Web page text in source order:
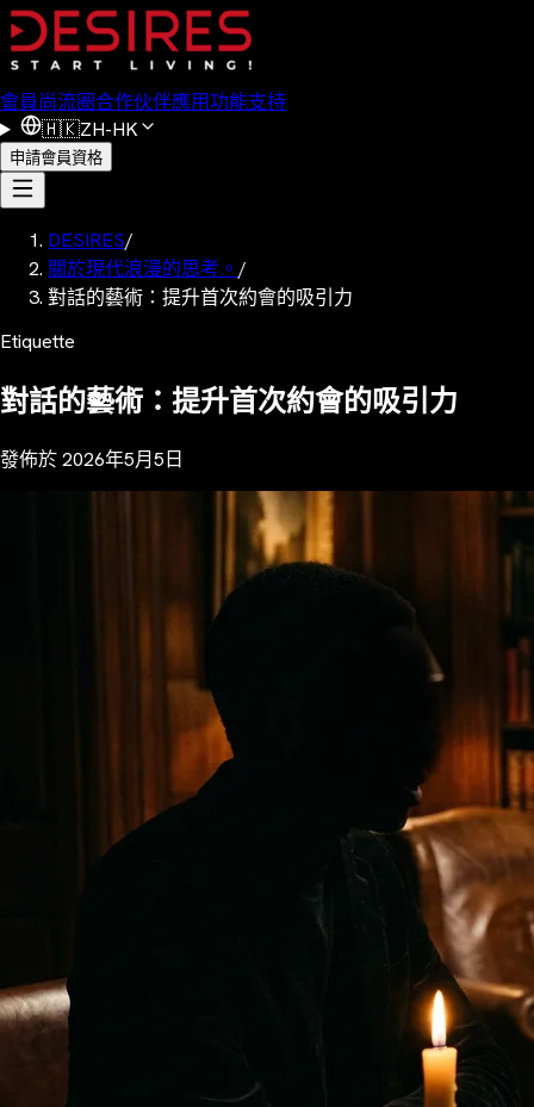
會員尚流圈合作伙伴應用功能支持
🇭🇰ZH-HK
申請會員資格
DESIRES/
關於現代浪漫的思考。 /
對話的藝術：提升首次約會的吸引力
Etiquette
對話的藝術：提升首次約會的吸引力
發佈於2026年5月5日